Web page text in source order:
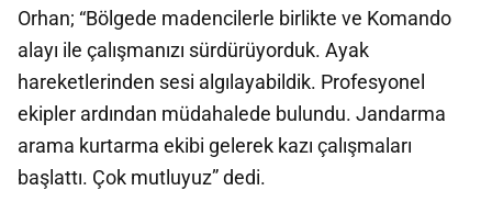
Orhan; “Bölgede madencilerle birlikte ve Komando
alayı ile çalışmanızı sürdürüyorduk. Ayak
hareketlerinden sesi algılayabildik. Profesyonel
ekipler ardından müdahalede bulundu. Jandarma
arama kurtarma ekibi gelerek kazı çalışmaları
başlattı. Çok mutluyuz” dedi.